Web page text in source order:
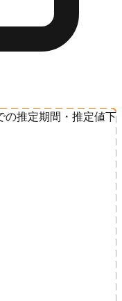
の推定期間・推定値下